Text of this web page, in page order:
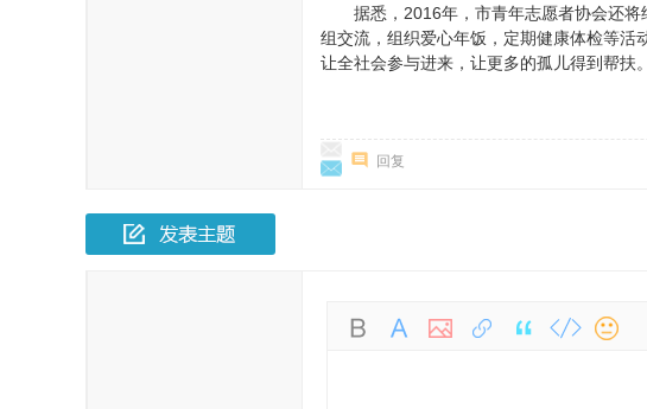
据悉，2016年，市青年志愿者协会还
组交流，组织爱心年饭，定期健康体检等活
让全社会参与进来，让更多的孤儿得到帮扶。
回复